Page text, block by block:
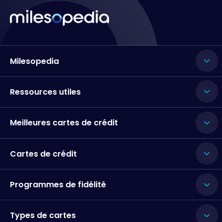
Milesopedia
Ressources utiles
Meilleures cartes de crédit
Cartes de crédit
Programmes de fidélité
Types de cartes